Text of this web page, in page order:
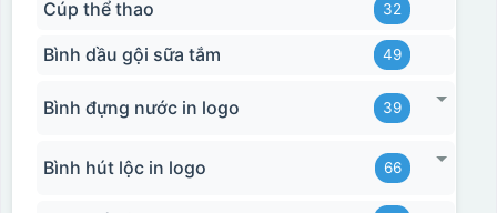
Cúp thể thao 32
Bình dầu gội sữa tắm 49
Bình đựng nước in logo 39
Bình hút lộc in logo 66